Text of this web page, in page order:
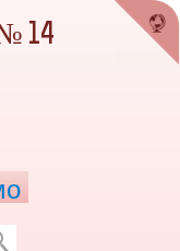
14